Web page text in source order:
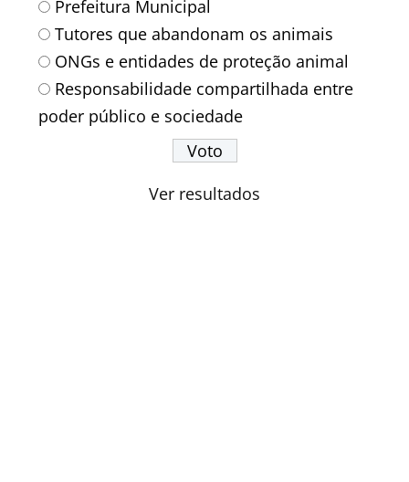
Prefeitura Municipal
Tutores que abandonam os animais
ONGs e entidades de proteção animal
Responsabilidade compartilhada entre
poder público e sociedade
Ver resultados